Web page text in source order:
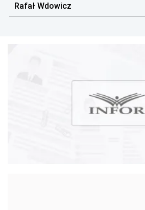
Rafał Wdowicz